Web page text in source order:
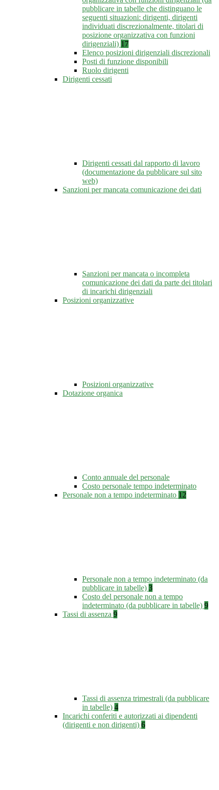
pubblicare in tabelle che distinguano le
seguenti situazioni: dirigenti, dirigenti
individuati discrezionalmente, titolari di
posizione organizzativa con funzioni
dirigenziali) 17
Elenco posizioni dirigenziali discrezionali
Posti di funzione disponibili
Ruolo dirigenti
Dirigenti cessati
Dirigenti cessati dal rapporto di lavoro
(documentazione da pubblicare sul sito
web)
Sanzioni per mancata comunicazione dei dati
Sanzioni per mancata o incompleta
comunicazione dei dati da parte dei titolari
di incarichi dirigenziali
Posizioni organizzative
Posizioni organizzative
Dotazione organica
Conto annuale del personale
Costo personale tempo indeterminato
Personale non a tempo indeterminato 12
Personale non a tempo indeterminato (da
pubblicare in tabelle) 3
Costo del personale non a tempo
indeterminato (da pubblicare in tabelle) 9
Tassi di assenza 9
Tassi di assenza trimestrali (da pubblicare
in tabelle) 4
Incarichi conferiti e autorizzati ai dipendenti
(dirigenti e non dirigenti) 6